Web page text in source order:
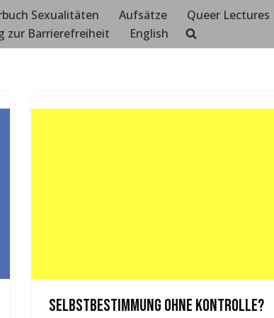
Sexualitäten Aufsätze Queer Lectures
zur Barrierefreiheit English
Selbstbestimmung ohne Kontrolle?